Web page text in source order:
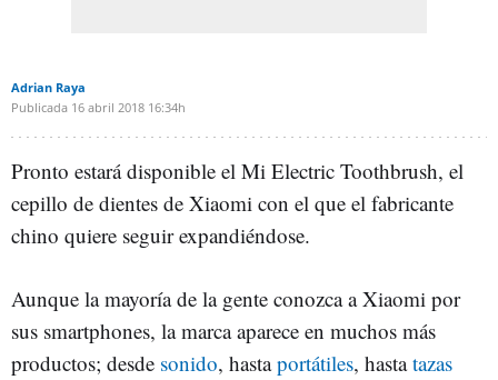
Adrian Raya
Publicada 16 abril 2018 16:34h
Pronto estará disponible el Mi Electric Toothbrush, el
cepillo de dientes de Xiaomi con el que el fabricante
chino quiere seguir expandiéndose.
Aunque la mayoría de la gente conozca a Xiaomi por
sus smartphones, la marca aparece en muchos más
productos; desde sonido, hastaportátiles, hastatazas